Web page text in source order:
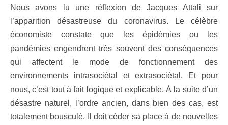
Nous avons lu une réflexion de Jacques Attali sur
l’apparition désastreuse du coronavirus. Le célèbre
économiste constate que les épidémies ou les
pandémies engendrent très souvent des conséquences
qui affectent le mode de fonctionnement des
environnements intrasociétal et extrasociétal. Et pour
nous, c’est tout à fait logique et explicable. À la suite d’un
désastre naturel, l’ordre ancien, dans bien des cas, est
totalement bousculé. Il doit céder sa place à de nouvelles